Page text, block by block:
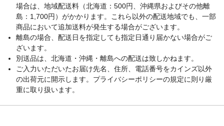
場合は、地域配送料（北海道：500円、沖縄県およびその他離
島：1,700円）がかかります。これら以外の配送地域でも、一部
商品において追加送料が発生する場合がございます。
離島の場合、配送日を指定しても指定日通り届かない場合がご
ざいます。
別送品は、北海道・沖縄・離島への配送は致しかねます。
ご入力いただいたお届け先名、住所、電話番号をカインズ以外
の出荷元に開示します。プライバシーポリシーの規定に則り厳
重に取り扱います。